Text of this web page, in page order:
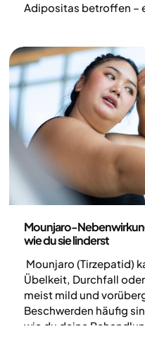
Adipositas betroffen –
Mounjaro-
wie du sie linderst
Mounjaro (Tirzepatid)
Übelkeit, Durchfall
meist mild und
Beschwerden häufig
wie du deine